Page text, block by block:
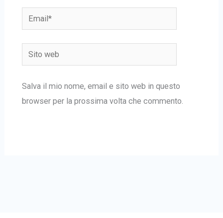
Email*
Sito
web
Salva il mio nome, email e sito web in questo
browser per la prossima volta che commento.